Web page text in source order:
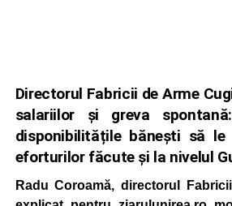
Directorul Fabricii de Arme
salariilor și greva
disponibilitățile bănești să
eforturilor făcute și la nivelul
Radu Coroamă, directorul